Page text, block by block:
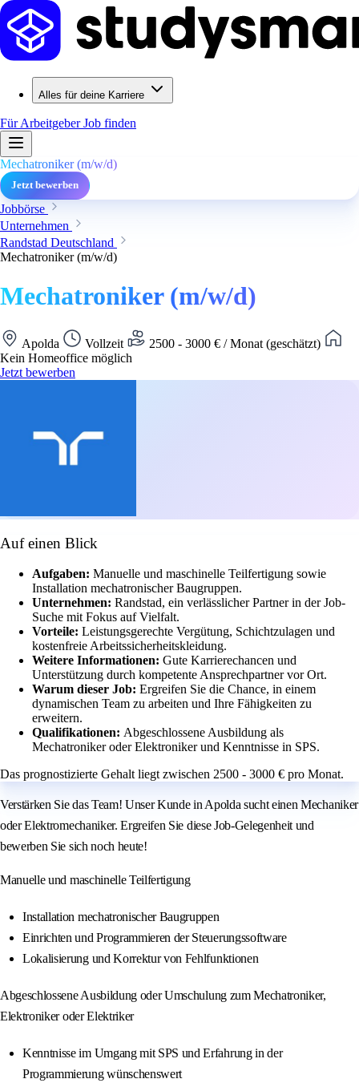
Alles für deine Karriere
Für ArbeitgeberJob finden
Mechatroniker (m/w/d)
Jetzt bewerben
Jobbörse
Unternehmen
Randstad Deutschland
Mechatroniker (m/w/d)
Mechatroniker (m/w/d)
Apolda Vollzeit
2500 - 3000 € / Monat (geschätzt)
Kein Homeoffice möglich
Jetzt bewerben
Auf einen Blick
Aufgaben: Manuelle und maschinelle Teilfertigung sowie
Installation mechatronischer Baugruppen.
Unternehmen: Randstad, ein verlässlicher Partner in der Job-
Suche mit Fokus auf Vielfalt.
Vorteile: Leistungsgerechte Vergütung, Schichtzulagen und
kostenfreie Arbeitssicherheitskleidung.
Weitere Informationen: Gute Karrierechancen und
Unterstützung durch kompetente Ansprechpartner vor Ort.
Warum dieser Job: Ergreifen Sie die Chance, in einem
dynamischen Team zu arbeiten und Ihre Fähigkeiten zu
erweitern.
Qualifikationen: Abgeschlossene Ausbildung als
Mechatroniker oder Elektroniker und Kenntnisse in SPS.
Das prognostizierte Gehalt liegt zwischen 2500 - 3000 € pro Monat.
Verstärken Sie das Team! Unser Kunde in Apolda sucht einen Mechaniker
oder Elektromechaniker. Ergreifen Sie diese Job-Gelegenheit und
bewerben Sie sich noch heute!
Manuelle und maschinelle Teilfertigung
Installation mechatronischer Baugruppen
Einrichten und Programmieren der Steuerungssoftware
Lokalisierung und Korrektur von Fehlfunktionen
Abgeschlossene Ausbildung oder Umschulung zum Mechatroniker,
Elektroniker oder Elektriker
Kenntnisse im Umgang mit SPS und Erfahrung in der
Programmierung wünschenswert